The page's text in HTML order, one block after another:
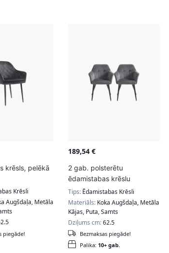
krēsls, pelēkā
Krēsli
Augšdaļa, Metāla
piegāde!
189,54€
2 gab. polsterētu
ēdamistabas krēslu
komplekts
Tips: Ēdamistabas Krēsli
Materiāls: Koka Augšdaļa, Metāla
Kājas, Puta, Samts
Dziļums cm:62.5
Palika: 10+ gab.
Bezmaksas piegāde!